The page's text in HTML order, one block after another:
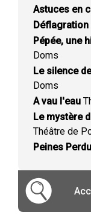
Astuces en
Déflagration
Pépée, une
Doms
Le silence
Doms
A vau l'eau
Le mystère
Théâtre de
Peines